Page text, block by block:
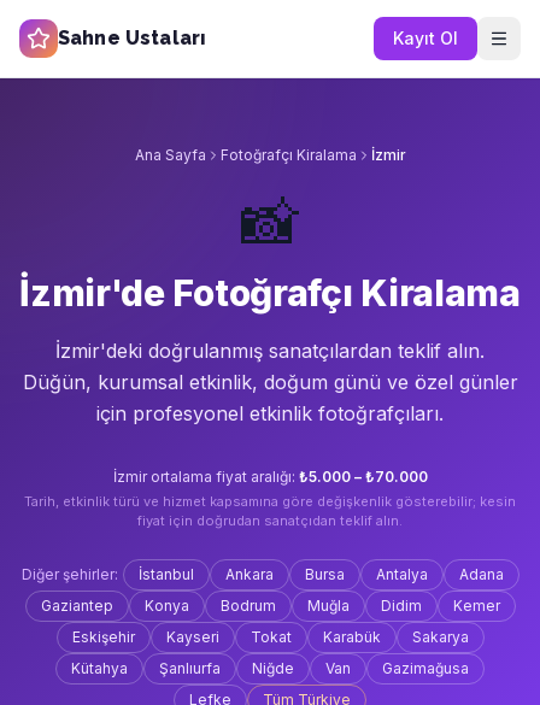
Sahne Ustaları Kayıt Ol
Ana Sayfa Fotoğrafçı Kiralama İzmir
📸
İzmir'de Fotoğrafçı Kiralama
İzmir'deki doğrulanmış sanatçılardan teklif alın.
Düğün, kurumsal etkinlik, doğum günü ve özel günler
için profesyonel etkinlik fotoğrafçıları.
İzmirortalama fiyat aralığı: ₺5.000 – ₺70.000
Tarih, etkinlik türü ve hizmet kapsamına göre değişkenlik gösterebilir; kesin
fiyat için doğrudan sanatçıdan teklif alın.
Diğer şehirler: İstanbul Ankara Bursa Antalya
Adana
Gaziantep
Konya Bodrum Muğla Didim
Kemer
Eskişehir
Kayseri Tokat Karabük
Sakarya
Kütahya
Şanlıurfa Niğde Van
Gazimağusa
Lefke
Tüm Türkiye